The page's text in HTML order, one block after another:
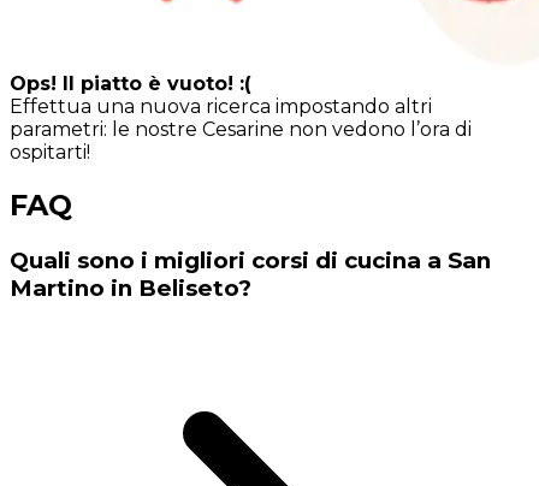
Ops! Il piatto è vuoto! :(
Effettua una nuova ricerca impostando altri
parametri: le nostre Cesarine non vedono l’ora di
ospitarti!
FAQ
Quali sono i migliori corsi di cucina a San
Martino in Beliseto?